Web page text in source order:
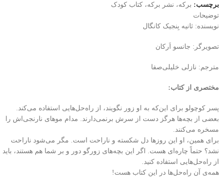
برچسب: برکه، نشر برکه، کتاب کودک
توضیحات
نویسنده: ثانیه بِنجیک کانگال
تصویرگر: جانسو اَرکان
مترجم: نازلی خلیلی‌صفا
مختصری از کتاب:
پسر کوچولو برای این‌که به او زور نگویند، از راه‌حل‌هایی استفاده می‌کند.
بعضی از بچه‌ها هرگز دست از سرش برنمی‌دارند. مدام موهای نارنجی‌اش را
مسخره می‌کنند.
برای همین، او این روزها دل شکسته و ناراحت است. مگر می‌شود ناراحت
نشد؟ حتماً چاره‌ای هست. اگر این بچه‌های زورگو دور و بر شما هم هستند، باید
از راه‌حل‌هایی استفاده کنید.
همه‌ی آن راه‌حل‌ها در این کتاب هست!